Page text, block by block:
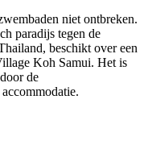
niet ontbreken.
paradijs tegen de
beschikt over een
Koh Samui. Het is
de